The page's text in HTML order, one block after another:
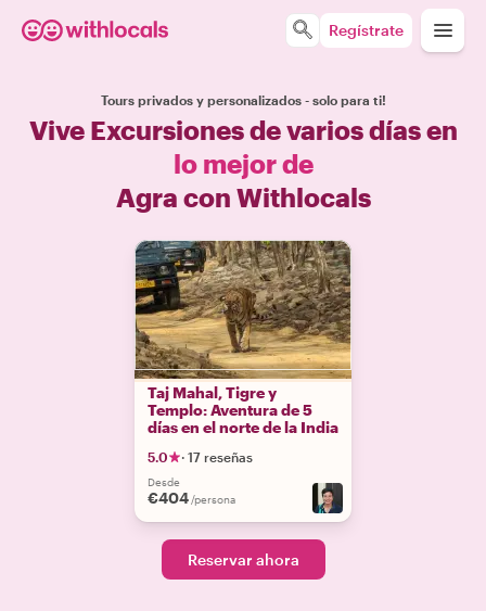
Regístrate
Tours privados y personalizados - solo para ti!
Vive Excursiones de varios días en
lo mejor de
Agra con Withlocals
Taj Mahal, Tigre y
Templo: Aventura de 5
días en el norte de la India
5.0 · 17 reseñas
Desde
€404 /persona
Reservar ahora